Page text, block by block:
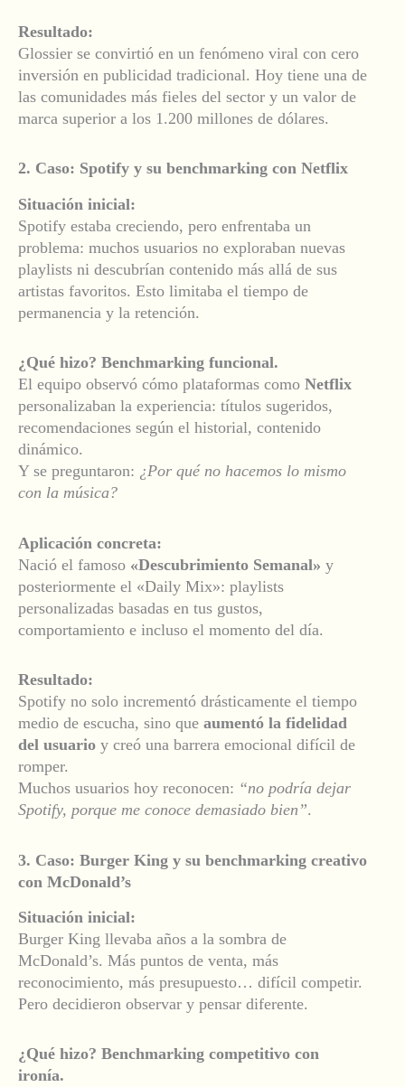
Resultado:
Glossier se convirtió en un fenómeno viral con cero
inversión en publicidad tradicional. Hoy tiene una de
las comunidades más fieles del sector y un valor de
marca superior a los 1.200 millones de dólares.
2. Caso: Spotify y su benchmarking con Netflix
Situación inicial:
Spotify estaba creciendo, pero enfrentaba un
problema: muchos usuarios no exploraban nuevas
playlists ni descubrían contenido más allá de sus
artistas favoritos. Esto limitaba el tiempo de
permanencia y la retención.
¿Qué hizo? Benchmarking funcional.
El equipo observó cómo plataformas como Netflix
personalizaban la experiencia: títulos sugeridos,
recomendaciones según el historial, contenido
dinámico.
Y se preguntaron: ¿Por qué no hacemos lo mismo
con la música?
Aplicación concreta:
Nació el famoso «Descubrimiento Semanal» y
posteriormente el «Daily Mix»: playlists
personalizadas basadas en tus gustos,
comportamiento e incluso el momento del día.
Resultado:
Spotify no solo incrementó drásticamente el tiempo
medio de escucha, sino que aumentó la fidelidad
del usuario y creó una barrera emocional difícil de
romper.
Muchos usuarios hoy reconocen: “no podría dejar
Spotify, porque me conoce demasiado bien”.
3. Caso: Burger King y su benchmarking creativo
con McDonald’s
Situación inicial:
Burger King llevaba años a la sombra de
McDonald’s. Más puntos de venta, más
reconocimiento, más presupuesto… difícil competir.
Pero decidieron observar y pensar diferente.
¿Qué hizo? Benchmarking competitivo con
ironía.